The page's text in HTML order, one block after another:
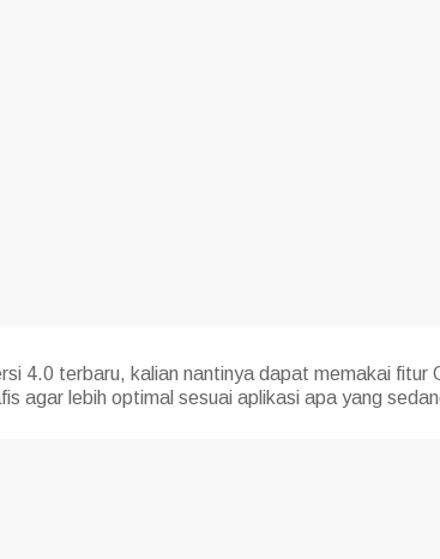
4.0 terbaru, kalian nantinya dapat memakai fitur
agar lebih optimal sesuai aplikasi apa yang